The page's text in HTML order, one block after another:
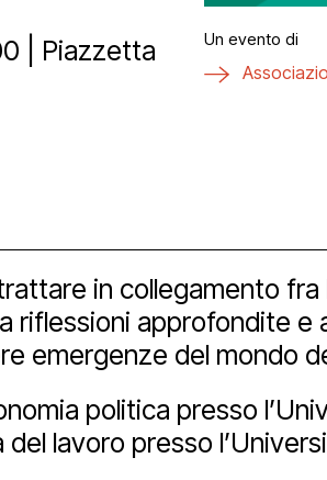
Daniele
e
| Piazzetta
Un evento di
in collegamento
riflessioni approfondite
emergenze del mondo
politica presso
lavoro presso